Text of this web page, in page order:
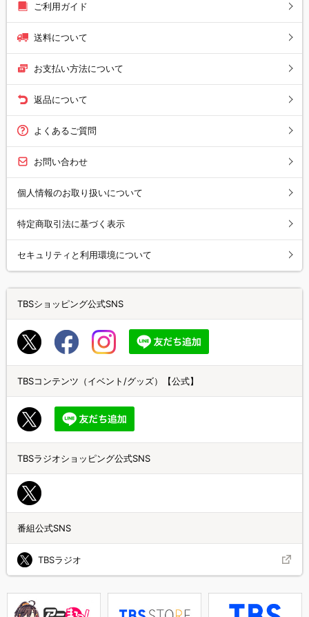
ご利用ガイド
送料について
お支払い方法について
返品について
よくあるご質問
お問い合わせ
個人情報のお取り扱いについて
特定商取引法に基づく表示
セキュリティと利用環境について
TBSショッピング公式SNS
TBSコンテンツ（イベント/グッズ）【公式】
TBSラジオショッピング公式SNS
番組公式SNS
TBSラジオ